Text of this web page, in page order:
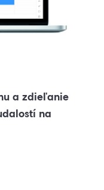
a zdieľanie
na